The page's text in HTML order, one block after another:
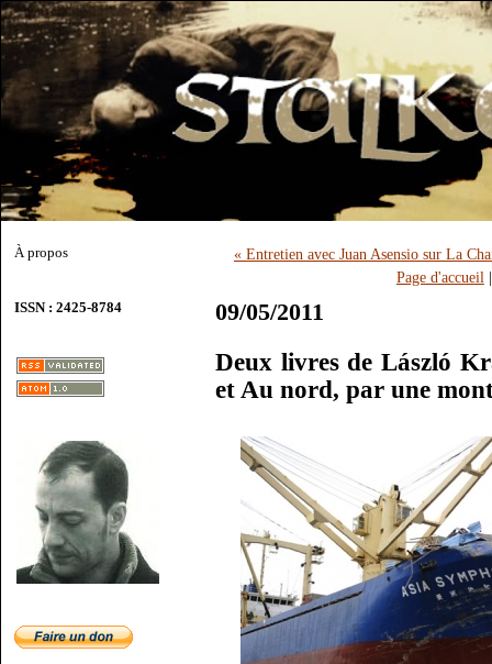
À propos
ISSN : 2425-8784
« Entretien avec Juan Asensio sur La
Page d'accueil
09/05/2011
Deux livres de László
et Au nord, par une